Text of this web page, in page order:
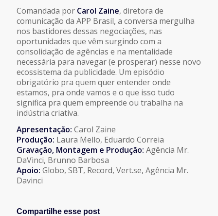
Comandada por Carol Zaine, diretora de
comunicação da APP Brasil, a conversa mergulha
nos bastidores dessas negociações, nas
oportunidades que vêm surgindo com a
consolidação de agências e na mentalidade
necessária para navegar (e prosperar) nesse novo
ecossistema da publicidade. Um episódio
obrigatório pra quem quer entender onde
estamos, pra onde vamos e o que isso tudo
significa pra quem empreende ou trabalha na
indústria criativa.
Apresentação: Carol Zaine
Produção: Laura Mello, Eduardo Correia
Gravação, Montagem e Produção: Agência Mr.
DaVinci, Brunno Barbosa
Apoio: Globo, SBT, Record, Vert.se, Agência Mr.
Davinci
Compartilhe esse post